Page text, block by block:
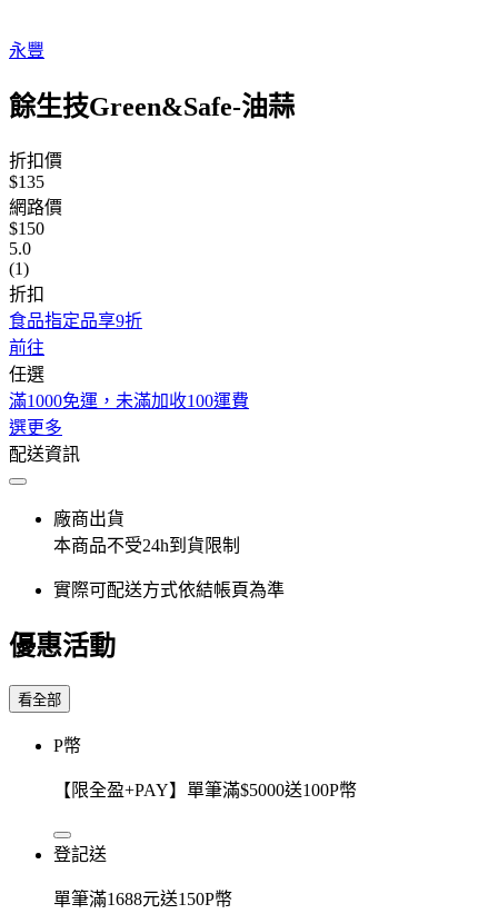
永豐
餘生技Green&Safe-油蒜
折扣價
$135
網路價
$150
5.0
(1)
折扣
食品指定品享9折
前往
任選
滿1000免運，未滿加收100運費
選更多
配送資訊
廠商出貨
本商品不受24h到貨限制
實際可配送方式依結帳頁為準
優惠活動
看全部
P幣
【限全盈+PAY】單筆滿$5000送100P幣
登記送
單筆滿1688元送150P幣